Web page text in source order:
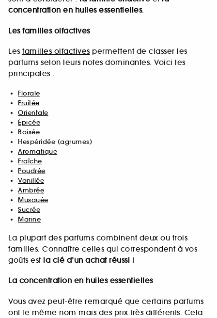
concentration en huiles essentielles.
Les familles olfactives
Les familles olfactives permettent de classer les
parfums selon leurs notes dominantes. Voici les
principales :
Florale
Fruitée
Orientale
Épicée
Boisée
Hespéridée (agrumes)
Aromatique
Fraîche
Poudrée
Vanillée
Ambrée
Musquée
Sucrée
Marine
La plupart des parfums combinent deux ou trois
familles. Connaître celles qui correspondent à vos
goûts est la clé d’un achat réussi !
La concentration en huiles essentielles
Vous avez peut-être remarqué que certains parfums
ont le même nom mais des prix très différents. Cela